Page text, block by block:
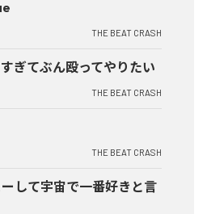
THE BEAT CRASH
ぎてぶん殴ってやりたい
THE BEAT CRASH
THE BEAT CRASH
して宇宙で一番好きと言